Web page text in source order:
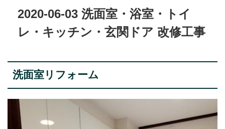
2020-06-03 洗面室・浴室・トイ
レ・キッチン・玄関ドア 改修工事
洗面室リフォーム